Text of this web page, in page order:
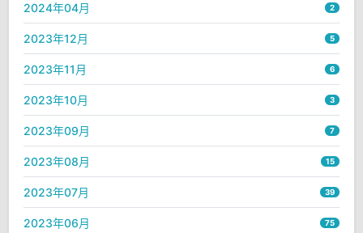
2024年04月 2
2023年12月 5
2023年11月 6
2023年10月 3
2023年09月 7
2023年08月 15
2023年07月 39
2023年06月 75